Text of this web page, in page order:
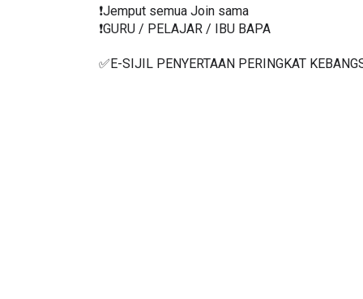
❗️Jemput semua Join sama
❗️GURU / PELAJAR / IBU BAPA
✅E-SIJIL PENYERTAAN PERINGKAT